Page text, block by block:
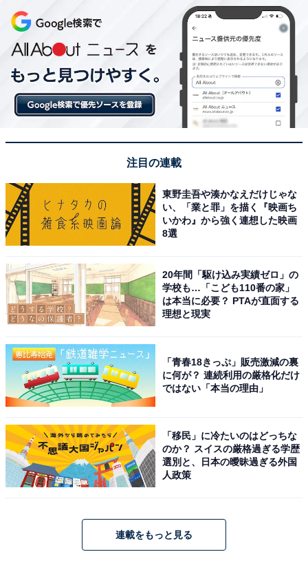
注目の連載
東野圭吾や湊かなえだけじゃな
い、「業と罪」を描く『映画ち
いかわ』から強く連想した映画
8選
20年間「駆け込み実績ゼロ」の
学校も…「こども110番の家」
は本当に必要？ PTAが直面する
理想と現実
「青春18きっぷ」販売激減の裏
に何が？ 連続利用の厳格化だけ
ではない「本当の理由」
「移民」に冷たいのはどっちな
のか？ スイスの厳格過ぎる学歴
選別と、日本の曖昧過ぎる外国
人政策
連載をもっと見る